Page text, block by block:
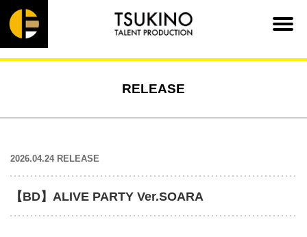
RELEASE
2026.04.24 RELEASE
【BD】ALIVE PARTY Ver.SOARA